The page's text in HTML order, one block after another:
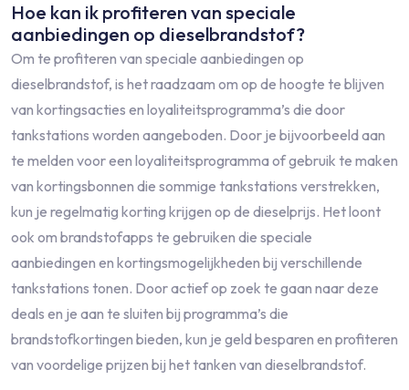
Hoe kan ik profiteren van speciale
aanbiedingen op dieselbrandstof?
Om te profiteren van speciale aanbiedingen op
dieselbrandstof, is het raadzaam om op de hoogte te blijven
van kortingsacties en loyaliteitsprogramma’s die door
tankstations worden aangeboden. Door je bijvoorbeeld aan
te melden voor een loyaliteitsprogramma of gebruik te maken
van kortingsbonnen die sommige tankstations verstrekken,
kun je regelmatig korting krijgen op de dieselprijs. Het loont
ook om brandstofapps te gebruiken die speciale
aanbiedingen en kortingsmogelijkheden bij verschillende
tankstations tonen. Door actief op zoek te gaan naar deze
deals en je aan te sluiten bij programma’s die
brandstofkortingen bieden, kun je geld besparen en profiteren
van voordelige prijzen bij het tanken van dieselbrandstof.